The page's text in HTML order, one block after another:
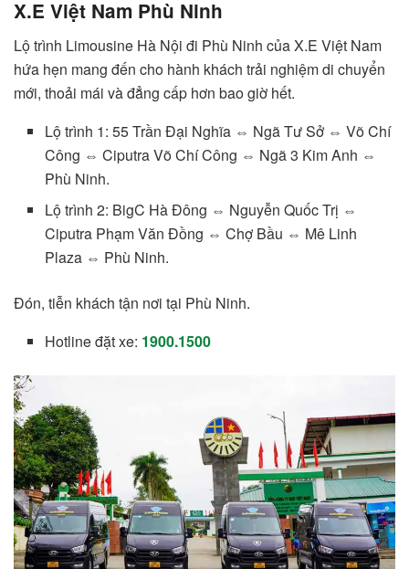
X.E Việt Nam Phù Ninh
Lộ trình Limousine Hà Nội đi Phù Ninh của X.E Việt Nam
hứa hẹn mang đến cho hành khách trải nghiệm di chuyển
mới, thoải mái và đẳng cấp hơn bao giờ hết.
Lộ trình 1: 55 Trần Đại Nghĩa ⇔ Ngã Tư Sở ⇔ Võ Chí
Công ⇔ Ciputra Võ Chí Công ⇔ Ngã 3 Kim Anh ⇔
Phù Ninh.
Lộ trình 2: BigC Hà Đông ⇔ Nguyễn Quốc Trị ⇔
Ciputra Phạm Văn Đồng ⇔ Chợ Bầu ⇔ Mê Linh
Plaza ⇔ Phù Ninh.
Đón, tiễn khách tận nơi tại Phù Ninh.
Hotline đặt xe: 1900.1500